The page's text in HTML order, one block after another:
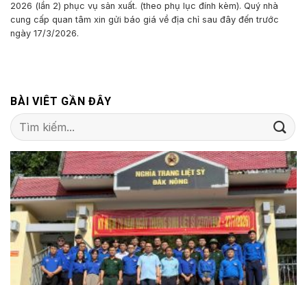
2026 (lần 2) phục vụ sản xuất. (theo phụ lục đính kèm). Quý nhà
cung cấp quan tâm xin gửi báo giá về địa chỉ sau đây đến trước
ngày 17/3/2026.
BÀI VIÊT GẦN ĐÂY